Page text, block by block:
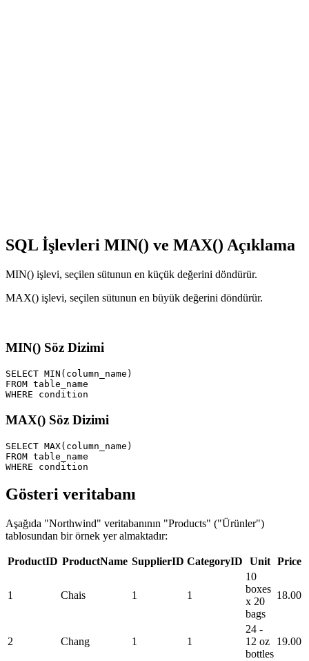
SQL İşlevleri MIN() ve MAX() Açıklama
MIN() işlevi, seçilen sütunun en küçük değerini döndürür.
MAX() işlevi, seçilen sütunun en büyük değerini döndürür.
MIN() Söz Dizimi
SELECT MIN(column_name)
FROM table_name
MAX() Söz Dizimi
SELECT MAX(column_name)
FROM table_name
Gösteri veritabanı
Aşağıda "Northwind" veritabanının "Products" ("Ürünler")
tablosundan bir örnek yer almaktadır:
ProductID ProductName SupplierID CategoryID Unit Price
1 Chais 1 1
10
boxes
x 20
bags
18.00
2 Chang 1 1
24 -
12 oz
bottles
19.00